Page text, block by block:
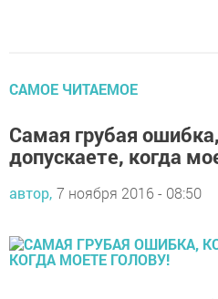
САМОЕ ЧИТАЕМОЕ
Самая грубая
допускаете, когда
автор, 7 ноября 2016 - 08:50